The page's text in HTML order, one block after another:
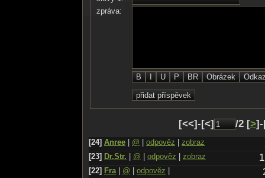
zpráva:
[<<]-[<] /2 [>
[24] Anree @ odpověz zobraz
[23] Dr.Str. @ odpověz zobraz
[22] Fra| @ odpověz